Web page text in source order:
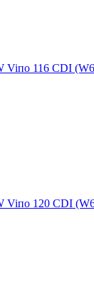
Viпо 116 CDI
Viпо 120 CDI